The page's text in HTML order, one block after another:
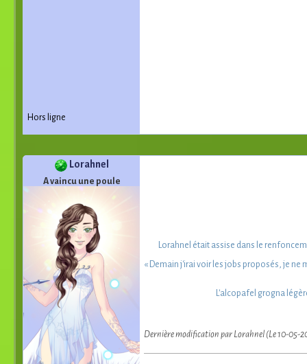
Hors ligne
Lorahnel
A vaincu une poule
Lorahnel était assise dans le
« Demain j'irai voir les jobs proposés, je ne
L'alcopafel grogna
Dernière modification par Lorahnel (Le 10-05-